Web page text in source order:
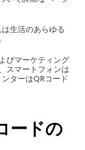
生活のあらゆる
びマーケティング
スマートフォンは
ターはQRコード
ードの